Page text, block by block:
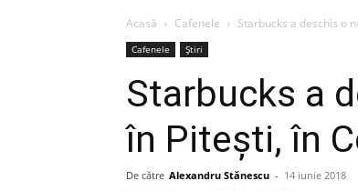
Acasă Cafenele Starbucks a deschis o
Cafenele Știri
Starbucks a
în Piteşti, în
De către Alexandru Stănescu - 14 iunie 2018